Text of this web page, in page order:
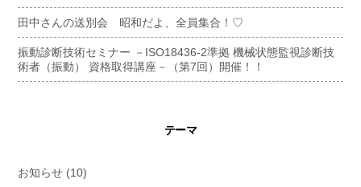
田中さんの送別会 昭和だよ、全員集合！♡
振動診断技術セミナー －ISO18436-2準拠 機械状態監視診断技
術者（振動） 資格取得講座－（第7回）開催！！
テーマ
お知らせ (10)